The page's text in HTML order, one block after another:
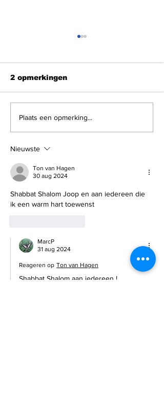
Shabbat Shalom
2 opmerkingen
Plaats een opmerking...
Nieuwste
Ton van Hagen
30 aug 2024
Shabbat Shalom Joop en aan iedereen die
ik een warm hart toewenst
MarcP
31 aug 2024
Reageren op Ton van Hagen
Shabbat Shalom aan iedereen !